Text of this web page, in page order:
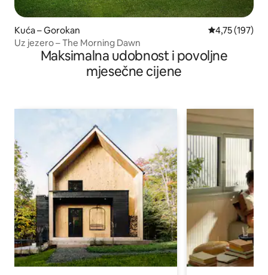
Kuća – Gorokan Prosječna
4,75 (197)
Uz jezero – The Morning Dawn
Maksimalna udobnost i povoljne
mjesečne cijene